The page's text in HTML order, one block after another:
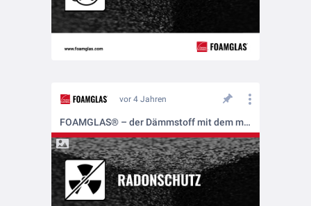
vor 4 Jahren
FOAMGLAS® – der Dämmstoff mit dem mehrfachen Schutz